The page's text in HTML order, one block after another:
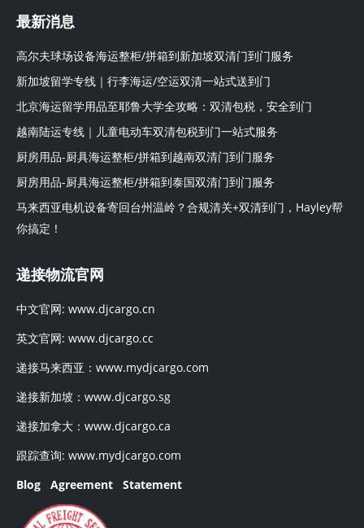
最新消息
高尔夫球场设备海运整柜/拼箱到新加坡双清门到门服务
新加坡留学专线｜行李海运/空运双清一站式送到门
北京海运留学用品至耶鲁大学全攻略：双清包税，安全到门
越南陆运专线｜儿童电动车双清包税到门一站式服务
厨房用品-厨具海运整柜/拼箱到越南双清门到门服务
厨房用品-厨具海运整柜/拼箱到泰国双清门到门服务
马来西亚电机设备寄回台州温岭？合规清关+双清到门，Hayley帮
你搞定！
递接物流官网
中文官网: www.djcargo.cn
英文官网: www.djcargo.cc
递接马来西亚： www.mydjcargo.com
递接新加坡： www.djcargo.sg
递接加拿大： www.djcargo.ca
跟踪查询: www.mydjcargo.com
Blog
Agreement Statement